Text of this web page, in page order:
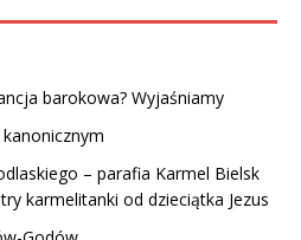
barokowa? Wyjaśniamy
– parafia Karmel Bielsk
karmelitanki od dzieciątka Jezus